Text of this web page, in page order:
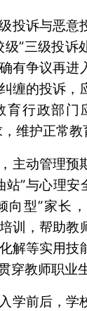
投诉与恶意
”三级投诉
有争议再进
缠的投诉，
育行政部门
维护正常教
主动管理预
站”与心理安
向型”家长
训，帮助教
解等实用技
穿教师职业
学前后，学